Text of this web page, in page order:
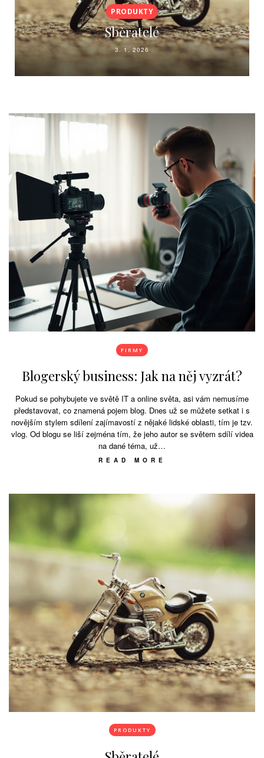
Kde využít potisk
předmětů
15. 12. 2025
FIRMY
Blogerský business: Jak na něj vyzrát?
Pokud se pohybujete ve světě IT a online světa, asi vám nemusíme
představovat, co znamená pojem blog. Dnes už se můžete setkat i s
novějším stylem sdílení zajímavostí z nějaké lidské oblasti, tím je tzv.
vlog. Od blogu se liší zejména tím, že jeho autor se světem sdílí videa
na dané téma, už…
READ MORE
PRODUKTY